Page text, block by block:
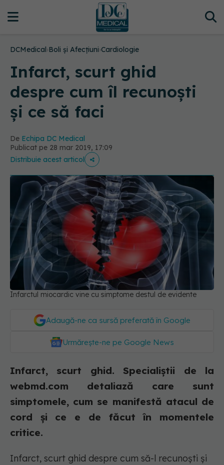
DCMedical›Boli și Afecțiuni›Cardiologie
Infarct, scurt ghid
despre cum îl recunoști
și ce să faci
De Echipa DC Medical
Publicat pe 28 mar 2019, 17:09
Distribuie acest articol
Infarctul miocardic vine cu simptome destul de evidente
Adaugă-ne ca sursă preferată în Google
Urmărește-ne pe Google News
Infarct, scurt ghid. Specialiștii de la
webmd.com detaliază care sunt
simptomele, cum se manifestă atacul de
cord și ce e de făcut în momentele
critice.
Infarct, scurt ghid despre cum să-l recunoști și